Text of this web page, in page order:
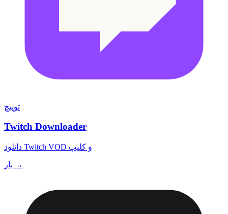
توییچ
Twitch Downloader
دانلود Twitch VOD و کلیپ
باز →